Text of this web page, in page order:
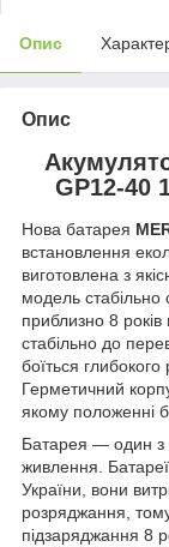
Опис
Опис
GP12-40
Нова батарея
встановлення
виготовлена з
модель стабільно
приблизно 8 років
стабільно до
боїться глибокого
Герметичний
якому положенні
Батарея — один з
живлення. Батареї
України, вони
розряджання,
підзаряджання 8